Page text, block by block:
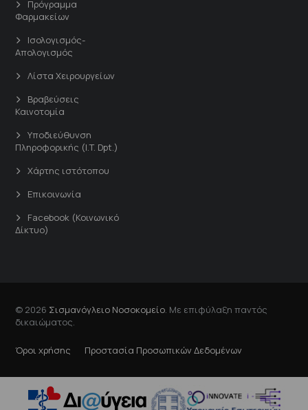
Πρόγραμμα
Φαρμακείων
Ισολογισμός-
Απολογισμός
Λίστα Χειρουργείων
Βραβεύσεις
Καινοτομία
Υποδιεύθυνση
Πληροφορικής (I.T. Dpt.)
Χάρτης ιστότοπου
Επικοινωνία
Facebook (Κοινωνικό
Δίκτυο)
© 2026 Σισμανόγλειο Νοσοκομείο . Με επιφύλαξη παντός
δικαιώματος.
Όροι χρήσης Προστασία Προσωπικών Δεδομένων